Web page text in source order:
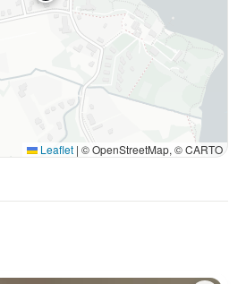
Leaflet | © OpenStreetMap, © CARTO